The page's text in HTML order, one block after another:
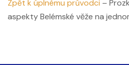
Zpět k úplnému průvodci –
aspekty Belémské věže na